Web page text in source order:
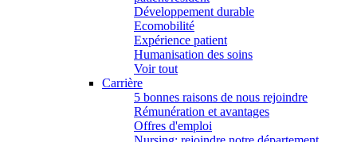
Développement durable
Ecomobilité
Expérience patient
Humanisation des soins
Voir tout
Carrière
5 bonnes raisons de nous rejoindre
Rémunération et avantages
Offres d'emploi